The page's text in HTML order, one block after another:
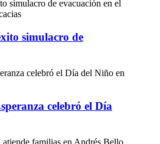
simulacro de
celebró el Día